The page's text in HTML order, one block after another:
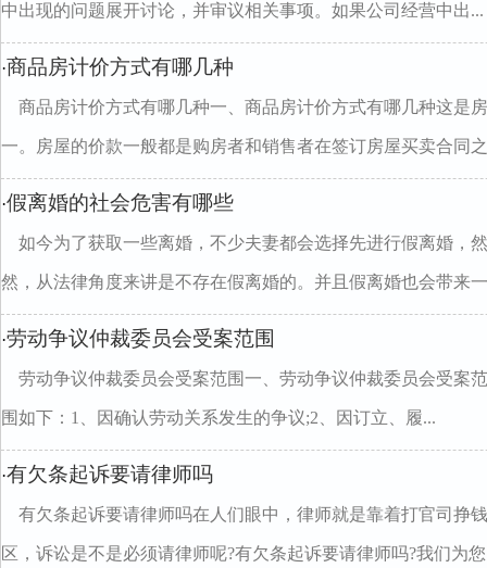
中出现的问题展开讨论，并审议相关事项。如果公司经营中出...
·商品房计价方式有哪几种
商品房计价方式有哪几种一、商品房计价方式有哪几种这是
一。房屋的价款一般都是购房者和销售者在签订房屋买卖合同
·假离婚的社会危害有哪些
如今为了获取一些离婚，不少夫妻都会选择先进行假离婚，
然，从法律角度来讲是不存在假离婚的。并且假离婚也会带来
·劳动争议仲裁委员会受案范围
劳动争议仲裁委员会受案范围一、劳动争议仲裁委员会受案
围如下：1、因确认劳动关系发生的争议;2、因订立、履...
·有欠条起诉要请律师吗
有欠条起诉要请律师吗在人们眼中，律师就是靠着打官司挣
区，诉讼是不是必须请律师呢?有欠条起诉要请律师吗?我们为